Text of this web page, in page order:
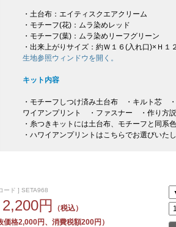
・土台布：エイティスクエアクリーム
・モチーフ(花)：ムラ染めレッド
・モチーフ(葉)：ムラ染めリーフグリーン
・出来上がりサイズ：約Ｗ１６(入れ口)×Ｈ１
生地参照ウィンドウを開く。
キット内容
・モチーフしつけ済み土台布 ・キルト芯
ワイアンプリント ・ファスナー ・作り方
・糸つきキットには土台布、モチーフと同系
・ハワイアンプリントはこちらでお選びいたし
ード ] SETA968
2,200円
（税込）
価格2,000円、消費税額200円）